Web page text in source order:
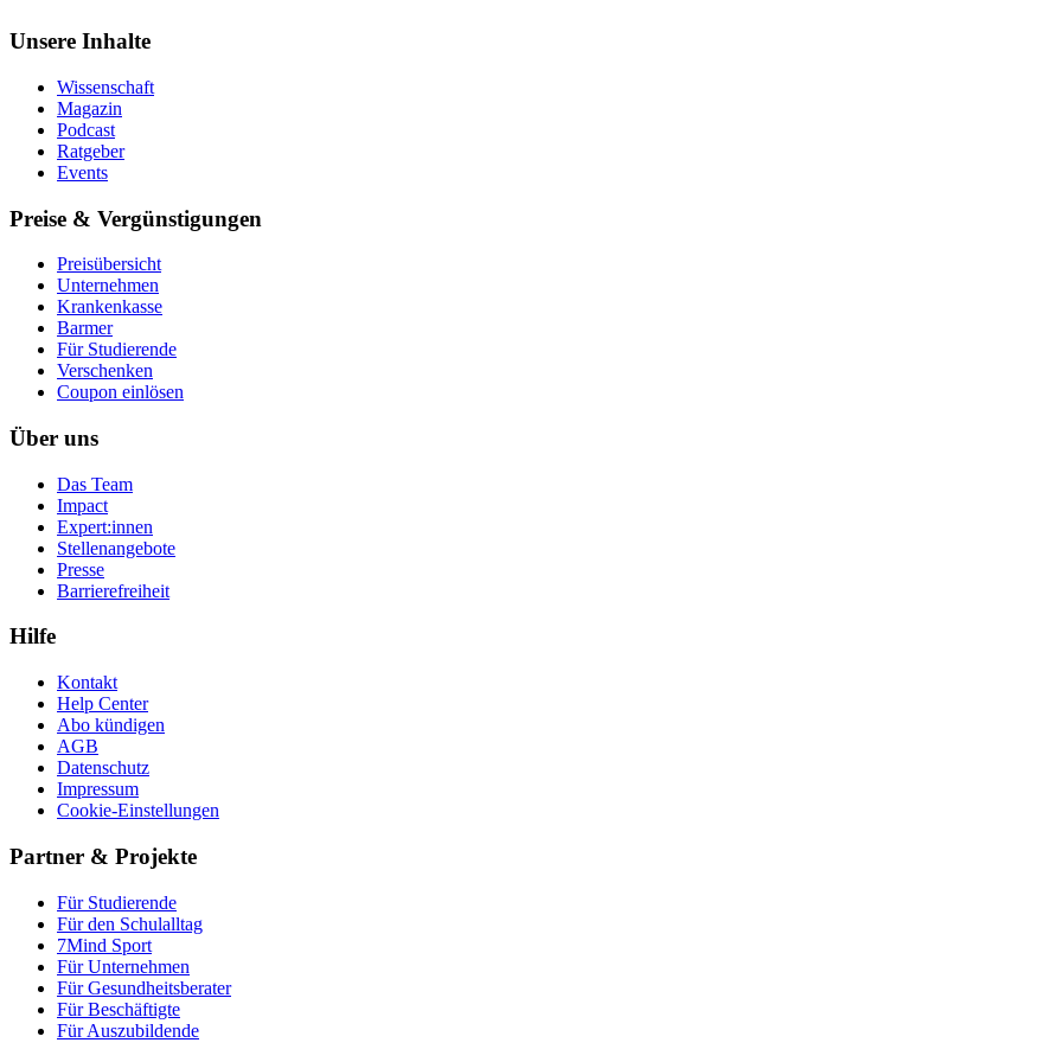
Unsere Inhalte
Wissenschaft
Magazin
Podcast
Ratgeber
Events
Preise & Vergünstigungen
Preisübersicht
Unternehmen
Krankenkasse
Barmer
Für Studierende
Ver­schen­ken
Coupon einlösen
Über uns
Das Team
Impact
Expert:innen
Stellenangebote
Presse
Barrierefreiheit
Hilfe
Kontakt
Help Center
Abo kündigen
AGB
Datenschutz
Impressum
Cookie-Einstellungen
Partner & Projekte
Für Stu­die­rende
Für den Schulalltag
7Mind Sport
Für Unter­neh­men
Für Gesund­heits­be­ra­ter
Für Beschäftigte
Für Auszubildende